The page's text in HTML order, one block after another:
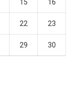
15 16
22 23
29 30